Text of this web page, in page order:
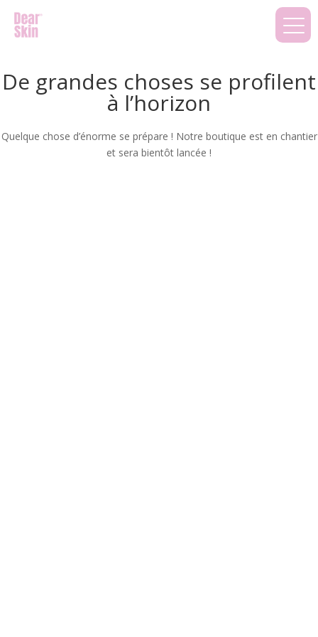
De grandes choses se profilent
à l’horizon
Quelque chose d’énorme se prépare ! Notre boutique est en chantier
et sera bientôt lancée !